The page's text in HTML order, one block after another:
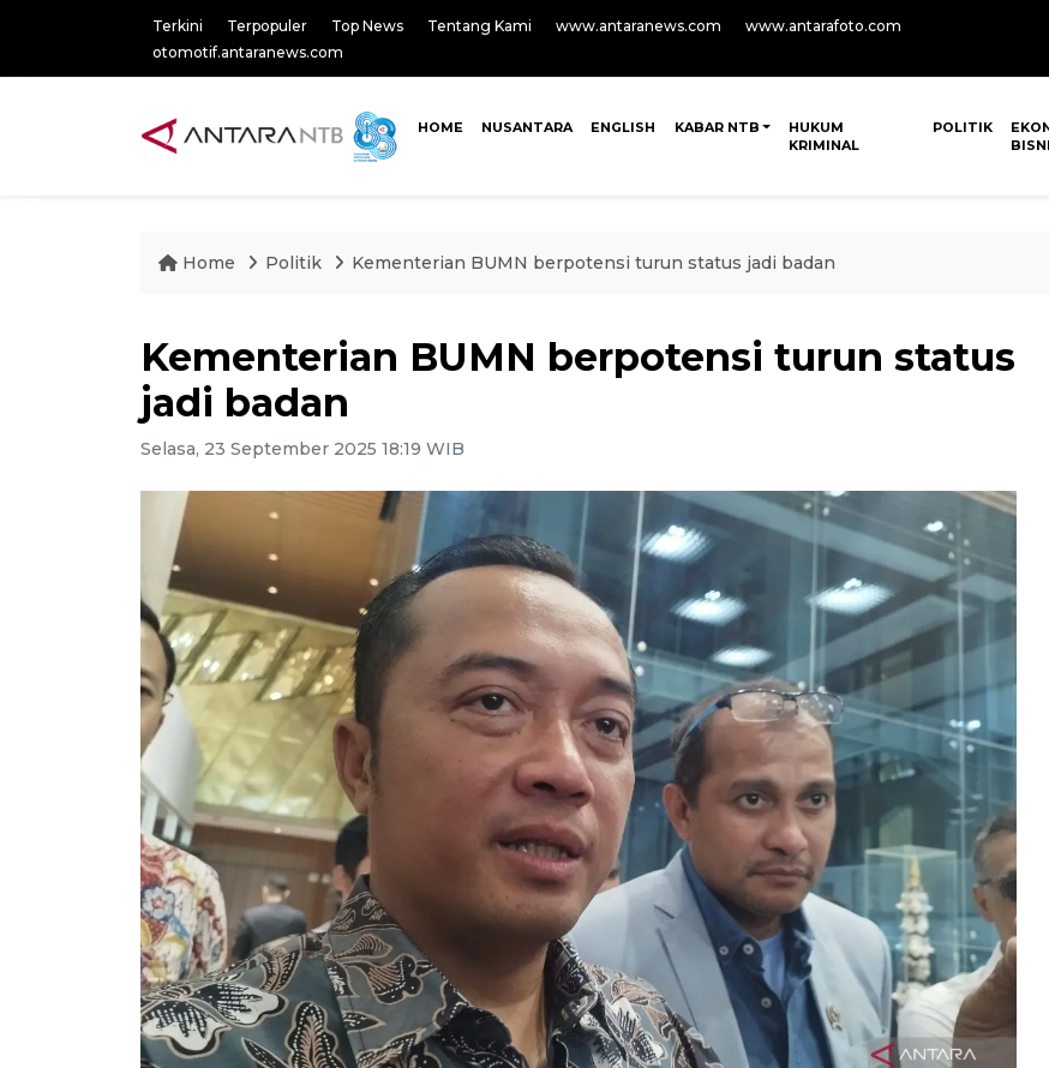
Terkini Terpopuler Top News Tentang Kami www.antaranews.com
www.antarafoto.com
otomotif.antaranews.com
HOME NUSANTARA ENGLISH KABAR NTB
HUKUM
KRIMINAL
POLITIK
Home Politik Kementerian BUMN berpotensi turun status jadi badan
Kementerian BUMN berpotensi turun status
jadi badan
Selasa, 23 September 2025 18:19 WIB